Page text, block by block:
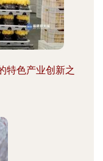
特色产业创新之